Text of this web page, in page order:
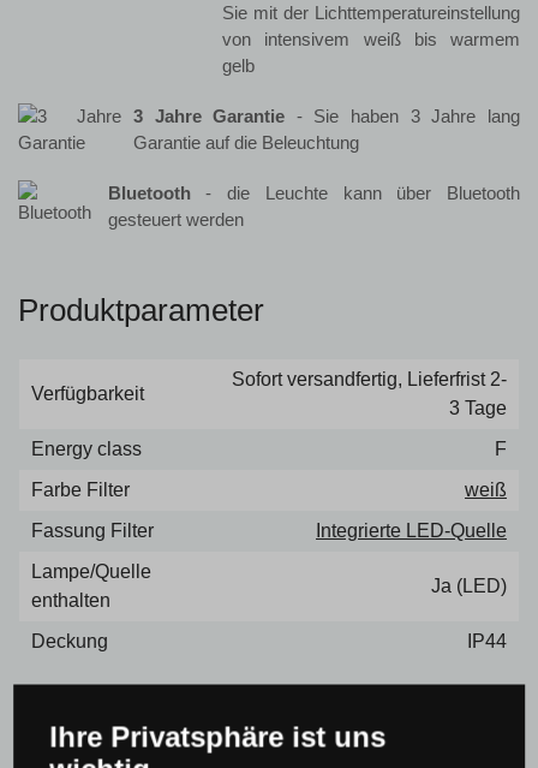
Sie mit der Lichttemperatureinstellung
von intensivem weiß bis warmem
gelb
3 Jahre Garantie - Sie haben 3 Jahre lang
Garantie auf die Beleuchtung
Bluetooth- die Leuchte kann über Bluetooth
gesteuert werden
Produktparameter
Verfügbarkeit
Sofort versandfertig, Lieferfrist 2-
3 Tage
Energy class
F
Farbe Filter
weiß
Fassung Filter
Integrierte LED-Quelle
Lampe/Quelle
enthalten
Ja (LED)
Deckung IP44
Ihre Privatsphäre ist uns